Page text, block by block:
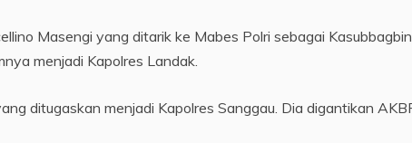
Masengi yang ditarik ke Mabes Polri sebagai
menjadi Kapolres Landak.
ditugaskan menjadi Kapolres Sanggau. Dia digantikan